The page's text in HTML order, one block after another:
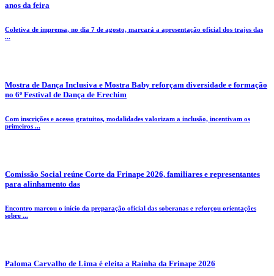
anos da feira
Coletiva de imprensa, no dia 7 de agosto, marcará a apresentação oficial dos trajes das
...
Mostra de Dança Inclusiva e Mostra Baby reforçam diversidade e formação
no 6º Festival de Dança de Erechim
Com inscrições e acesso gratuitos, modalidades valorizam a inclusão, incentivam os
primeiros ...
Comissão Social reúne Corte da Frinape 2026, familiares e representantes
para alinhamento das
Encontro marcou o início da preparação oficial das soberanas e reforçou orientações
sobre ...
Paloma Carvalho de Lima é eleita a Rainha da Frinape 2026